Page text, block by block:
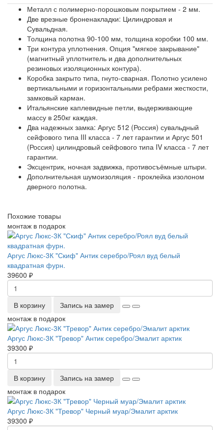
Металл с полимерно-порошковым покрытием - 2 мм.
Две врезные броненакладки: Цилиндровая и
Сувальдная.
Толщина полотна 90-100 мм, толщина коробки 100 мм.
Три контура уплотнения. Опция "мягкое закрывание"
(магнитный уплотнитель и два дополнительных
резиновых изоляционных контура).
Коробка закрыто типа, гнуто-сварная. Полотно усилено
вертикальными и горизонтальными ребрами жесткости,
замковый карман.
Итальянские каплевидные петли, выдерживающие
массу в 250кг каждая.
Два надежных замка: Аргус 512 (Россия) сувальдный
сейфового типа III класса - 7 лет гарантии и Аргус 501
(Россия) цилиндровый сейфового типа IV класса - 7 лет
гарантии.
Эксцентрик, ночная задвижка, противосъёмные штыри.
Дополнительная шумоизоляция - проклейка изолоном
дверного полотна.
Похожие товары
монтаж в подарок
Аргус Люкс-3К "Скиф" Антик серебро/Роял вуд белый
квадратная фурн.
39600 ₽
В корзину
Запись на замер
монтаж в подарок
Аргус Люкс-3К "Тревор" Антик серебро/Эмалит арктик
39300 ₽
В корзину
Запись на замер
монтаж в подарок
Аргус Люкс-3К "Тревор" Черный муар/Эмалит арктик
39300 ₽